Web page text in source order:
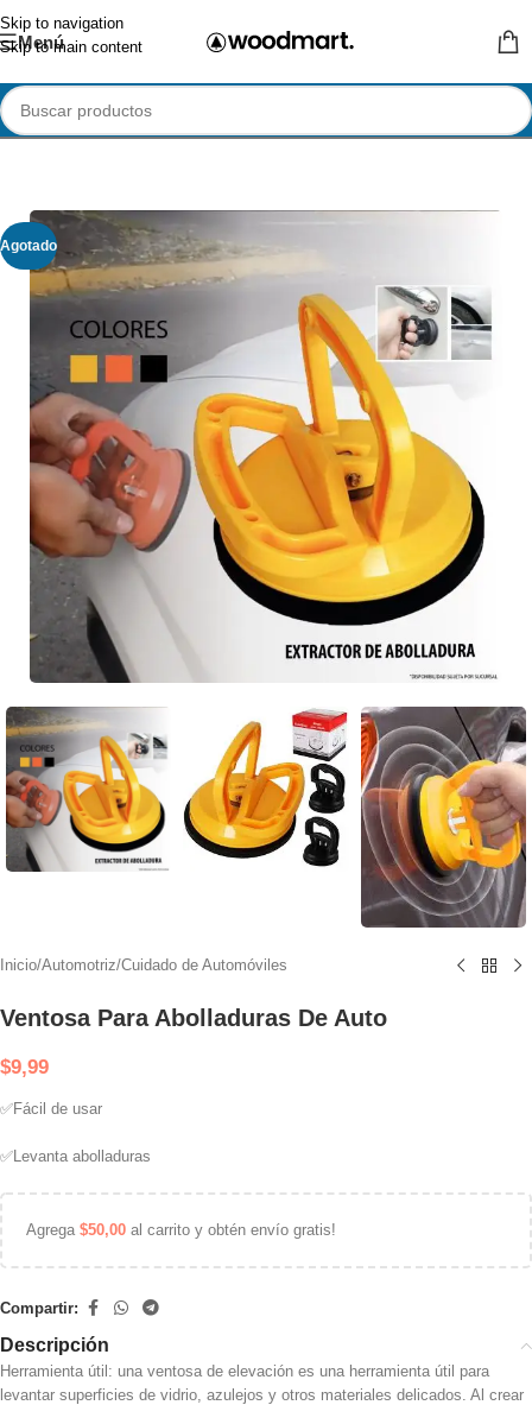
Skip to navigation
Skip to main content
Menú
Agotado
Inicio/Automotriz/Cuidado de Automóviles
Ventosa Para Abolladuras De Auto
$9,99
✅Fácil de usar
✅Levanta abolladuras
Agrega $50,00 al carrito y obtén envío gratis!
Compartir:
Descripción
Herramienta útil: una ventosa de elevación es una herramienta útil para
levantar superficies de vidrio, azulejos y otros materiales delicados. Al crear